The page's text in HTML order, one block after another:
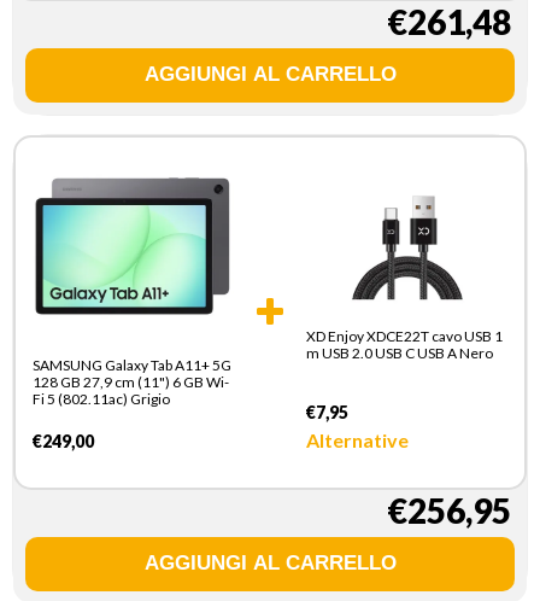
€261,48
SAMSUNG Galaxy Tab A11+ 5G
128 GB 27,9 cm (11") 6 GB Wi-
Fi 5 (802.11ac) Grigio
€249,00
XD Enjoy XDCE22T cavo USB 1
m USB 2.0 USB C USB A Nero
€7,95
Alternative
€256,95